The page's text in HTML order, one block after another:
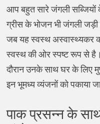
आप बहुत सारे जंगली
ग्रीस के भोजन भी जंगली जड़ी
जब यह स्वस्थ अस्वास्थ्यकर
स्वस्थ की ओर स्पष्ट रूप से
दौरान उनके साथ घर के लिए
इन भूमध्य व्यंजनों को पकाया
पाक प्रसन्न के